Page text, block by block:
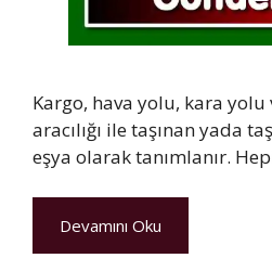
Kargo, hava yolu, kara
aracılığı ile taşınan yada
eşya olarak tanımlanır.
Devamını Oku